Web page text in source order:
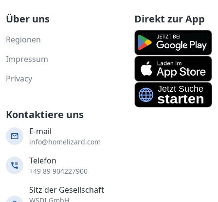
Über uns
Regionen
Impressum
Privacy
Direkt zur App
Kontaktiere uns
E-mail
info@homelizard.com
Telefon
+49 89 904227900
Sitz der Gesellschaft